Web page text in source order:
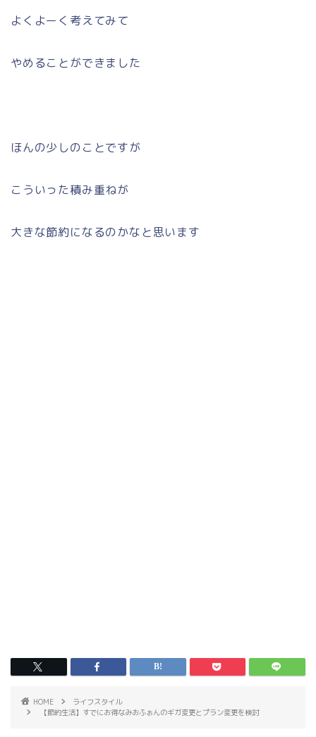
よくよーく考えてみて
やめることができました
ほんの少しのことですが
こういった積み重ねが
大きな節約になるのかなと思います
HOME
ライフスタイル
【節約生活】すでにお得なみおふぉんのギガ変更とプラン変更を検討